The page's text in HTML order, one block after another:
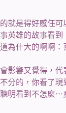
的就是得好感任
事英雄的故事看到
道為什大的啊啊：
會影響又覺得，
不分的，你看了現
聰明看到不怎麼⋯